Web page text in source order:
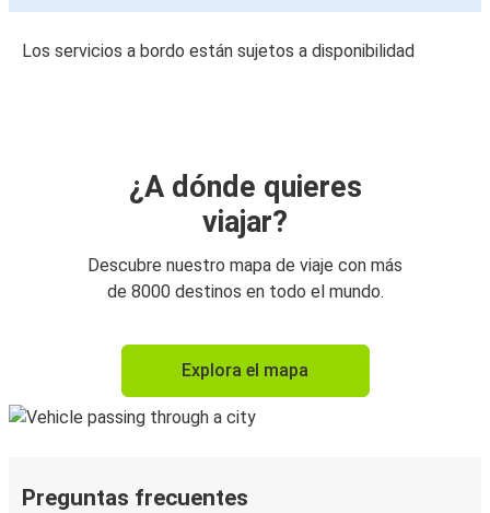
Los servicios a bordo están sujetos a disponibilidad
¿A dónde quieres
viajar?
Descubre nuestro mapa de viaje con más
de 8000 destinos en todo el mundo.
Explora el mapa
Preguntas frecuentes